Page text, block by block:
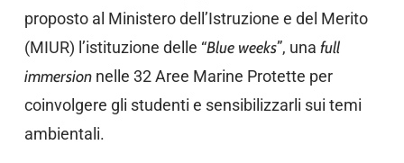
proposto al Ministero dell’Istruzione e del Merito
(MIUR) l’istituzione delle “Blue weeks”, una full
immersionnelle 32 Aree Marine Protette per
coinvolgere gli studenti e sensibilizzarli sui temi
ambientali.